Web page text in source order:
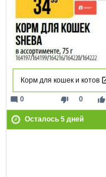
Корм для кошек и котов
thumb_down 0 thumb_up
mode_comment 0
Осталось 5дней